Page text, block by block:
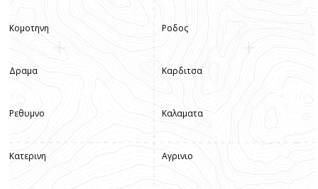
Κομοτηνη
Δραμα
Ρεθυμνο
Κατερινη
Ροδος
Καρδιτσα
Καλαματα
Αγρινιο